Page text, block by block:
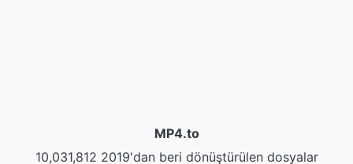
MP4.to
10,031,812 2019'dan beri dönüştürülen dosyalar